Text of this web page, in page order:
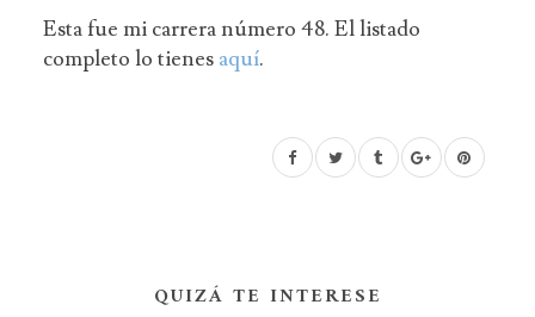
Esta fue mi carrera número 48. El listado
completo lo tienes aquí.
QUIZÁ TE INTERESE